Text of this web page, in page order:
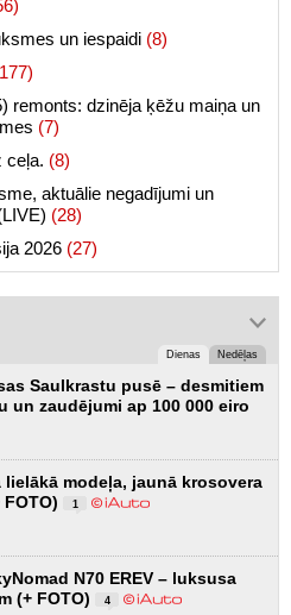
un iespaidi (8)
remonts: dzinēja ķēžu maiņa un
(7)
ceļa. (8)
aktuālie negadījumi un
(28)
2026 (27)
Dienas Nedēļas
Saulkrastu pusē – desmitiem
un zaudējumi ap 100 000 eiro
lielākā modeļa, jaunā krosovera
1
N70 EREV – luksusa
(+ FOTO)
4